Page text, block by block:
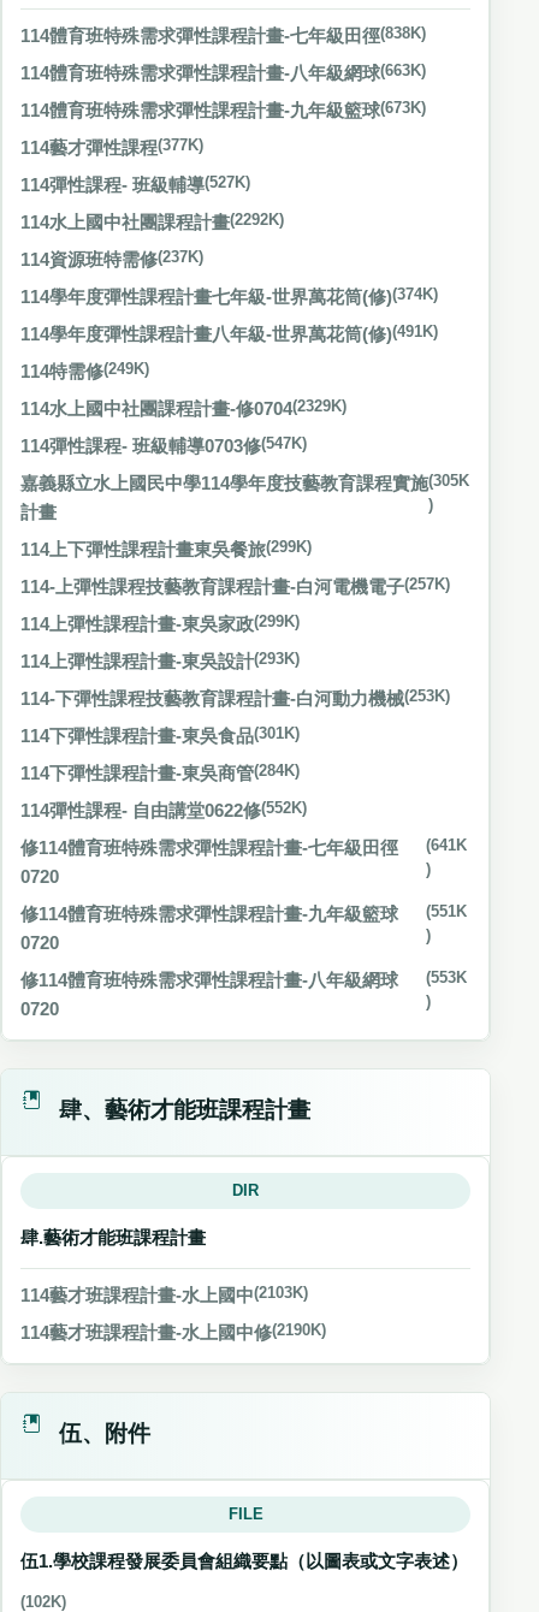
114體育班特殊需求彈性課程計畫-七年級田徑(838K)
114體育班特殊需求彈性課程計畫-八年級網球(663K)
114體育班特殊需求彈性課程計畫-九年級籃球(673K)
114藝才彈性課程(377K)
114彈性課程- 班級輔導(527K)
114水上國中社團課程計畫(2292K)
114資源班特需修(237K)
114學年度彈性課程計畫七年級-世界萬花筒(修)(374K)
114學年度彈性課程計畫八年級-世界萬花筒(修)(491K)
114特需修(249K)
114水上國中社團課程計畫-修0704(2329K)
114彈性課程- 班級輔導0703修(547K)
嘉義縣立水上國民中學114學年度技藝教育課程實施
計畫
(305K
)
114上下彈性課程計畫東吳餐旅(299K)
114-上彈性課程技藝教育課程計畫-白河電機電子(257K)
114上彈性課程計畫-東吳家政(299K)
114上彈性課程計畫-東吳設計(293K)
114-下彈性課程技藝教育課程計畫-白河動力機械(253K)
114下彈性課程計畫-東吳食品(301K)
114下彈性課程計畫-東吳商管(284K)
114彈性課程- 自由講堂0622修(552K)
修114體育班特殊需求彈性課程計畫-七年級田徑
0720
(641K
)
修114體育班特殊需求彈性課程計畫-九年級籃球
0720
(551K
)
修114體育班特殊需求彈性課程計畫-八年級網球
0720
(553K
)
肆、藝術才能班課程計畫
DIR
肆.藝術才能班課程計畫
114藝才班課程計畫-水上國中(2103K)
114藝才班課程計畫-水上國中修(2190K)
伍、附件
FILE
伍1.學校課程發展委員會組織要點（以圖表或文字表述）
(102K)